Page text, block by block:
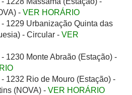
- VER HORÁRIO
1229 Urbanização Quinta das
- Circular - VER
1230 Monte Abraão (Estação) -
1232 Rio de Mouro (Estação) -
(NOVA) - VER HORÁRIO